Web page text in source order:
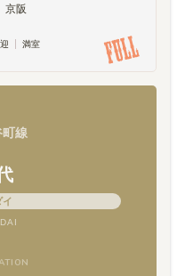
京阪
満室
線
イ